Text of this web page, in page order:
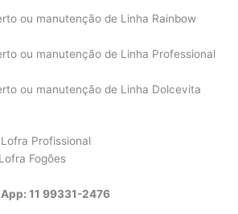
ou manutenção de Linha Rainbow
ou manutenção de Linha Professional
ou manutenção de Linha Dolcevita
Profissional
Fogões
11 99331-2476